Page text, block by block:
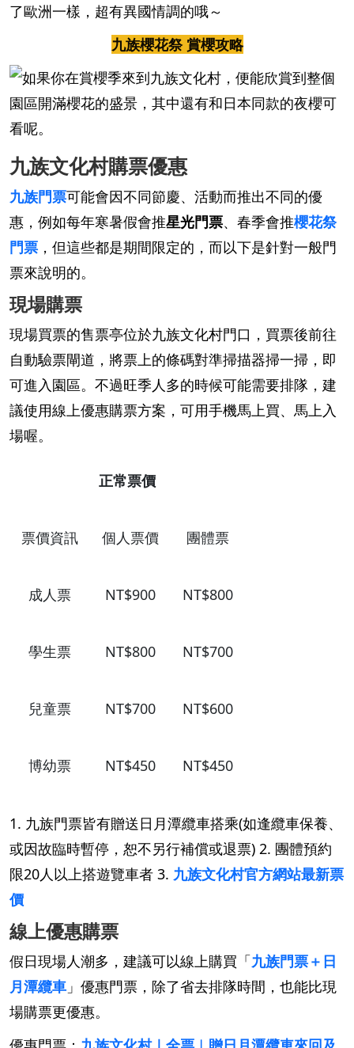
了歐洲一樣，超有異國情調的哦～
九族櫻花祭 賞櫻攻略
九族文化村購票優惠
九族門票可能會因不同節慶、活動而推出不同的優
惠，例如每年寒暑假會推星光門票、春季會推櫻花祭
門票 ，但這些都是期間限定的，而以下是針對一般門
票來說明的。
現場購票
現場買票的售票亭位於九族文化村門口，買票後前往
自動驗票閘道，將票上的條碼對準掃描器掃一掃，即
可進入園區。不過旺季人多的時候可能需要排隊，建
議使用線上優惠購票方案，可用手機馬上買、馬上入
場喔。
正常票價
票價資訊 個人票價 團體票
成人票 NT$900 NT$800
學生票 NT$800 NT$700
兒童票 NT$700 NT$600
博幼票 NT$450 NT$450
1. 九族門票皆有贈送日月潭纜車搭乘(如逢纜車保養、
或因故臨時暫停，恕不另行補償或退票) 2. 團體預約
限20人以上搭遊覽車者 3. 九族文化村官方網站最新票
價
線上優惠購票
假日現場人潮多，建議可以線上購買「九族門票＋日
月潭纜車 」優惠門票，除了省去排隊時間，也能比現
場購票更優惠。